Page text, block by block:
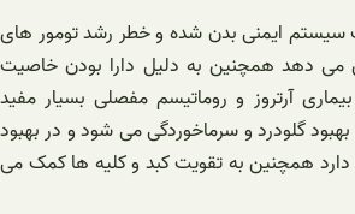
ایمنی بدن شده و خطر رشد تومور های
می دهد همچنین به دلیل دارا بودن خاصیت
آرتروز و روماتیسم مفصلی بسیار مفید
گلودرد و سرماخوردگی می شود و در بهبود
همچنین به تقویت کبد و کلیه ها کمک می